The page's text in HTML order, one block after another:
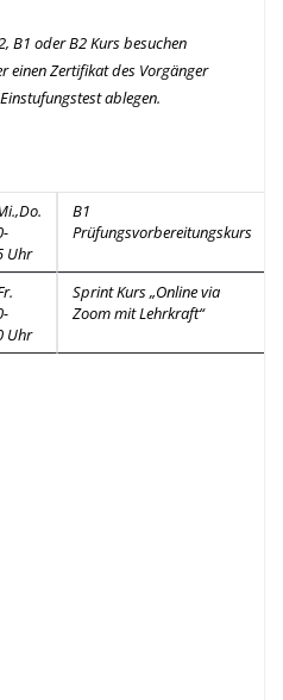
B1 oder B2 Kurs besuchen
einen Zertifikat des Vorgänger
ablegen.
Uhr
B1
Prüfungsvorbereitungskurs
Uhr
Sprint Kurs „Online via
Zoom mit Lehrkraft“